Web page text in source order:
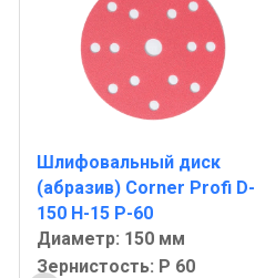
Шлифовальный диск
(абразив) Corner Profi D-
150 H-15 P-60
Диаметр: 150 мм
Зернистость: Р 60